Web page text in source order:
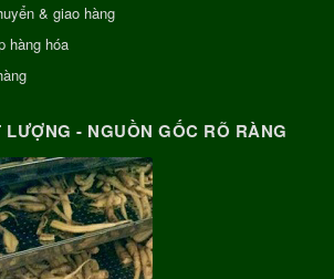
& giao hàng
hàng hóa
- NGUỒN GỐC RÕ RÀNG